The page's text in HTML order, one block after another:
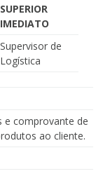
SUPERIOR
IMEDIATO
Supervisor de
Logística
e comprovante de
ao cliente.